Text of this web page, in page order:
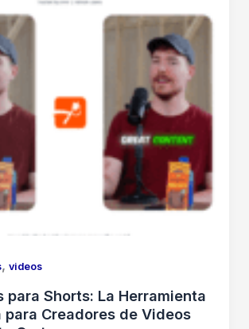
, videos
para Shorts: La Herramienta
Creadores de Videos